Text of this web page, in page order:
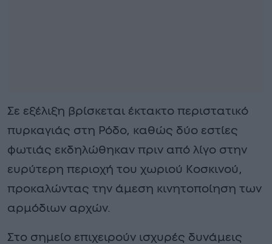
Σε εξέλιξη βρίσκεται έκτακτο περιστατικό
πυρκαγιάς στη Ρόδο, καθώς δύο εστίες
φωτιάς εκδηλώθηκαν πριν από λίγο στην
ευρύτερη περιοχή του χωριού Κοσκινού,
προκαλώντας την άμεση κινητοποίηση των
αρμόδιων αρχών.
Στο σημείο επιχειρούν ισχυρές δυνάμεις